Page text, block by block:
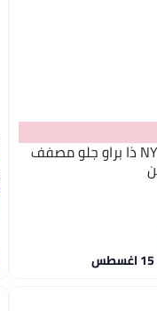
NYX PROFESSIONAL MAKEUP ذا براو جلو مصفف